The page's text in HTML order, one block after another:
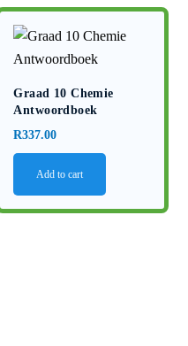
Graad 10 Chemie
Antwoordboek
R337.00
Add to cart